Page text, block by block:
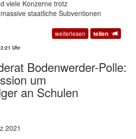
viele Konzerne trotz
staatliche Subventionen
weiterlesen teilen
Uhr
Bodenwerder-Polle:
um
an Schulen
2021